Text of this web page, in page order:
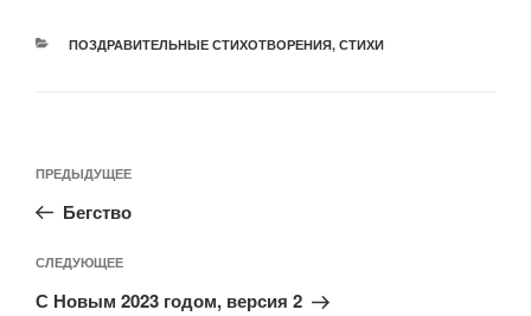
ПОЗДРАВИТЕЛЬНЫЕ СТИХОТВОРЕНИЯ, СТИХИ
ПРЕДЫДУЩЕЕ
Бегство
СЛЕДУЮЩЕЕ
С Новым 2023 годом, версия 2